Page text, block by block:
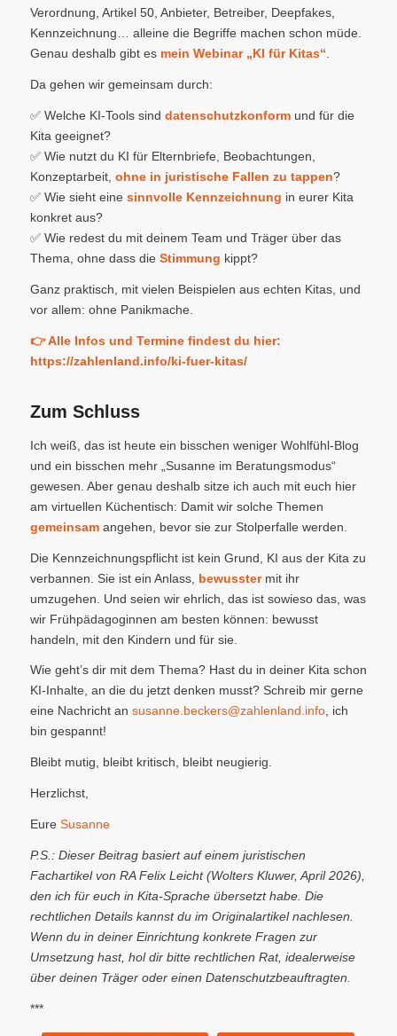
Verordnung, Artikel 50, Anbieter, Betreiber, Deepfakes,
Kennzeichnung… alleine die Begriffe machen schon müde.
Genau deshalb gibt es mein Webinar „KI für Kitas“
Da gehen wir gemeinsam durch:
✅ Welche KI-Tools sind datenschutzkonformund für die
Kita geeignet?
✅ Wie nutzt du KI für Elternbriefe, Beobachtungen,
Konzeptarbeit, ohne in juristische Fallen zu tappen?
✅ Wie sieht eine sinnvolle Kennzeichnung in eurer Kita
konkret aus?
✅ Wie redest du mit deinem Team und Träger über das
Thema, ohne dass die Stimmung kippt?
Ganz praktisch, mit vielen Beispielen aus echten Kitas, und
vor allem: ohne Panikmache.
👉 Alle Infos und Termine findest du hier:
https://zahlenland.info/ki-fuer-kitas/
Zum Schluss
Ich weiß, das ist heute ein bisschen weniger Wohlfühl-Blog
und ein bisschen mehr „Susanne im Beratungsmodus“
gewesen. Aber genau deshalb sitze ich auch mit euch hier
am virtuellen Küchentisch: Damit wir solche Themen
gemeinsamangehen, bevor sie zur Stolperfalle werden.
Die Kennzeichnungspflicht ist kein Grund, KI aus der Kita zu
verbannen. Sie ist ein Anlass, bewusstermit ihr
umzugehen. Und seien wir ehrlich, das ist sowieso das, was
wir Frühpädagoginnen am besten können: bewusst
handeln, mit den Kindern und für sie.
Wie geht’s dir mit dem Thema? Hast du in deiner Kita schon
KI-Inhalte, an die du jetzt denken musst? Schreib mir gerne
eine Nachricht an susanne.beckers@zahlenland.info, ich
bin gespannt!
Bleibt mutig, bleibt kritisch, bleibt neugierig.
Herzlichst,
Eure Susanne
P.S.: Dieser Beitrag basiert auf einem juristischen
Fachartikel von RA Felix Leicht (Wolters Kluwer, April 2026),
den ich für euch in Kita-Sprache übersetzt habe. Die
rechtlichen Details kannst du im Originalartikel nachlesen.
Wenn du in deiner Einrichtung konkrete Fragen zur
Umsetzung hast, hol dir bitte rechtlichen Rat, idealerweise
über deinen Träger oder einen Datenschutzbeauftragten.
***